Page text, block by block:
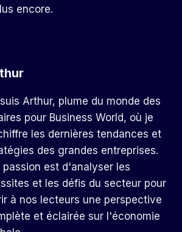
encore.
Arthur, plume du monde des
pour Business World, où je
les dernières tendances et
des grandes entreprises.
passion est d'analyser les
et les défis du secteur pour
à nos lecteurs une perspective
et éclairée sur l'économie